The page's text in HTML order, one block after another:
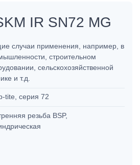
IR SN72 MG
случаи применения, например, в
строительном
сельскохозяйственной
и т.д.
tite, серия 72
резьба BSP,